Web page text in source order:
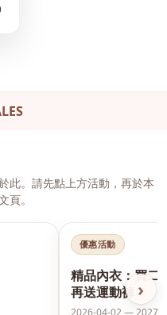
此。請先點上方活動，再於本
頁。
›
優惠活動
精品內衣：買二
再送運動褲
2026-04-02 — 2027-